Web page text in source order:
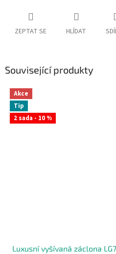
ZEPTAT SE HLÍDAT
Související produkty
Akce
Tip
2 sada - 10 %
Luxusní vyšívaná záclona